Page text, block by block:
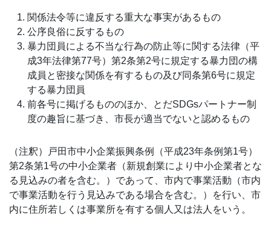
関係法令等に違反する重大な事実があるもの
公序良俗に反するもの
暴力団員による不当な行為の防止等に関する法律（平
成3年法律第77号）第2条第2号に規定する暴力団の構
成員と密接な関係を有するもの及び同条第6号に規定
する暴力団員
前各号に掲げるもののほか、とだSDGsパートナー制
度の趣旨に基づき、市長が適当でないと認めるもの
（注釈）戸田市中小企業振興条例（平成23年条例第1号）
第2条第1号の中小企業者（新規創業により中小企業者とな
る見込みの者を含む。）であって、市内で事業活動（市内
で事業活動を行う見込みである場合を含む。）を行い、市
内に住所若しくは事業所を有する個人又は法人をいう。